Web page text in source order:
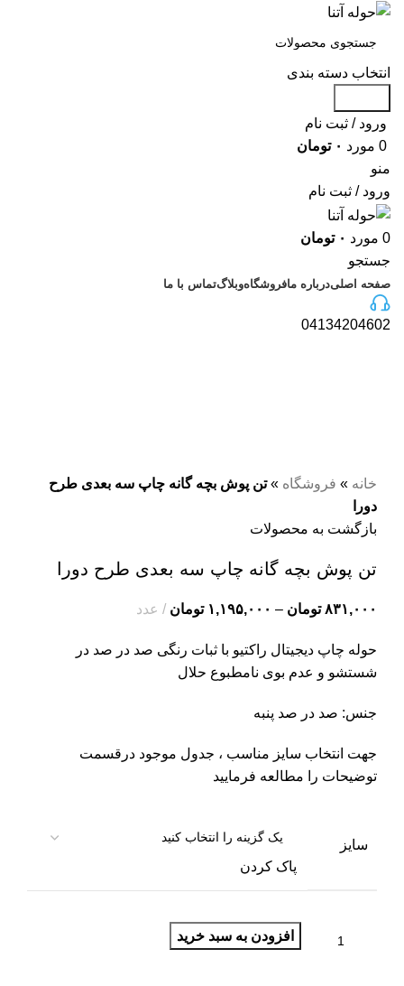
انتخاب دسته بندی
ورود / ثبت نام
0 مورد ۰ تومان
منو
ورود / ثبت نام
0 مورد ۰ تومان
جستجو
صفحه اصلیدرباره مافروشگاهوبلاگتماس با ما
04134204602
خانه » فروشگاه »تن پوش بچه گانه چاپ سه بعدی طرح
دورا
بازگشت به محصولات
تن پوش بچه گانه چاپ سه بعدی طرح دورا
۸۳۱,۰۰۰ تومان – ۱,۱۹۵,۰۰۰ تومان عدد
حوله چاپ دیجیتال راکتیو با ثبات رنگی صد در صد در
شستشو و عدم بوی نامطبوع حلال
جنس: صد در صد پنبه
جهت انتخاب سایز مناسب ، جدول موجود درقسمت
توضیحات را مطالعه فرمایید
سایز
پاک کردن
افزودن به سبد خرید